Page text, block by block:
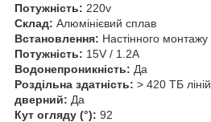
Потужність: 220v
Склад: Алюмінієвий сплав
Встановлення: Настінного монтажу
Потужність: 15V / 1.2A
Водонепроникність: Да
Роздільна здатність: > 420 ТБ ліній
дверний: Да
Кут огляду (°): 92